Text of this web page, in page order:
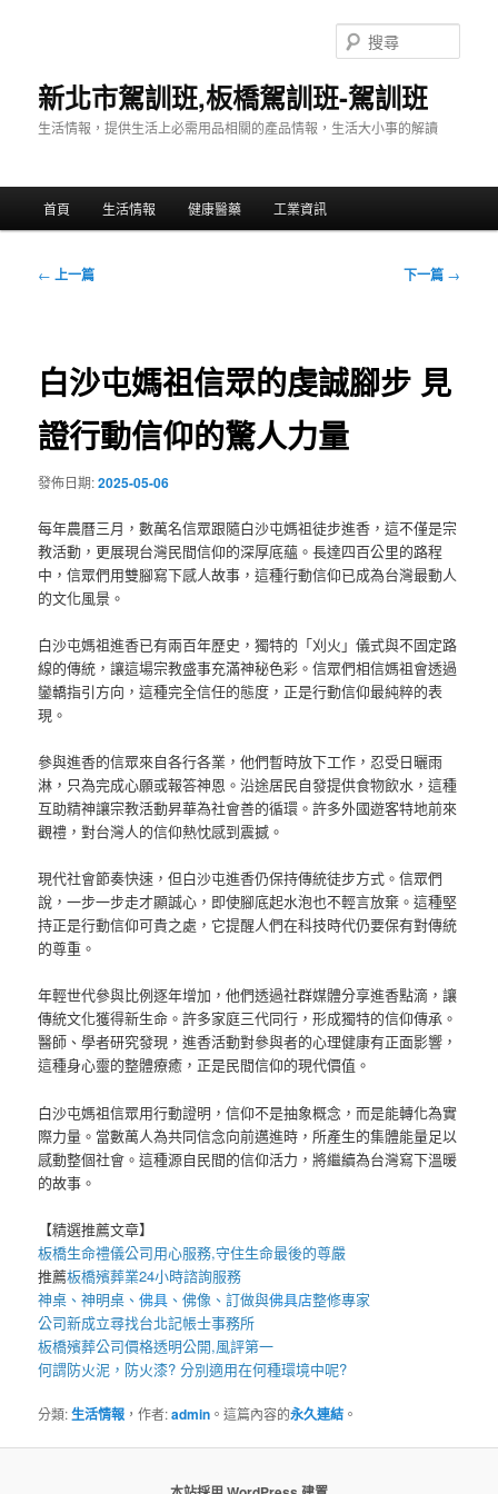
新北市駕訓班,板橋駕訓班-駕訓班
生活情報，提供生活上必需用品相關的產品情報，生活大小事的解讀
尋
首頁 生活情報 健康醫藥 工業資訊
文
← 上一篇 下一篇 →
白沙屯媽祖信眾的虔誠腳步 見
證行動信仰的驚人力量
發佈日期:2025-05-06
每年農曆三月，數萬名信眾跟隨白沙屯媽祖徒步進香，這不僅是宗
教活動，更展現台灣民間信仰的深厚底蘊。長達四百公里的路程
中，信眾們用雙腳寫下感人故事，這種行動信仰已成為台灣最動人
的文化風景。
白沙屯媽祖進香已有兩百年歷史，獨特的「刈火」儀式與不固定路
線的傳統，讓這場宗教盛事充滿神秘色彩。信眾們相信媽祖會透過
鑾轎指引方向，這種完全信任的態度，正是行動信仰最純粹的表
現。
參與進香的信眾來自各行各業，他們暫時放下工作，忍受日曬雨
淋，只為完成心願或報答神恩。沿途居民自發提供食物飲水，這種
互助精神讓宗教活動昇華為社會善的循環。許多外國遊客特地前來
觀禮，對台灣人的信仰熱忱感到震撼。
現代社會節奏快速，但白沙屯進香仍保持傳統徒步方式。信眾們
說，一步一步走才顯誠心，即使腳底起水泡也不輕言放棄。這種堅
持正是行動信仰可貴之處，它提醒人們在科技時代仍要保有對傳統
的尊重。
年輕世代參與比例逐年增加，他們透過社群媒體分享進香點滴，讓
傳統文化獲得新生命。許多家庭三代同行，形成獨特的信仰傳承。
醫師、學者研究發現，進香活動對參與者的心理健康有正面影響，
這種身心靈的整體療癒，正是民間信仰的現代價值。
白沙屯媽祖信眾用行動證明，信仰不是抽象概念，而是能轉化為實
際力量。當數萬人為共同信念向前邁進時，所產生的集體能量足以
感動整個社會。這種源自民間的信仰活力，將繼續為台灣寫下溫暖
的故事。
【精選推薦文章】
板橋生命禮儀公司用心服務,守住生命最後的尊嚴
推薦板橋殯葬業24小時諮詢服務
神桌、神明桌 、佛具 、佛像、訂做與佛具店整修專家
公司新成立尋找台北記帳士事務所
板橋殯葬公司價格透明公開,風評第一
何謂防火泥 ， 防火漆? 分別適用在何種環境中呢?
分類:生活情報 ，作者:admin 。這篇內容的永久連結 。